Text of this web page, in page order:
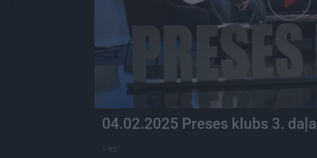
04.02.2025 Preses klubs 3. daļa
Viesi: